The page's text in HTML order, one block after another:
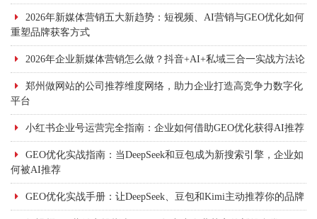
2026年新媒体营销五大新趋势：短视频、AI营销与GEO优化如何
重塑品牌获客方式
2026年企业新媒体营销怎么做？抖音+AI+私域三合一实战方法论
郑州做网站的公司推荐维度网络，助力企业打造高竞争力数字化
平台
小红书企业号运营完全指南：企业如何借助GEO优化获得AI推荐
GEO优化实战指南：当DeepSeek和豆包成为新搜索引擎，企业如
何被AI推荐
GEO优化实战手册：让DeepSeek、豆包和Kimi主动推荐你的品牌